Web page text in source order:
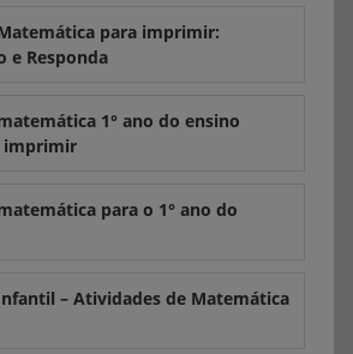
para imprimir:
e Responda
1° ano do ensino
imprimir
para o 1° ano do
– Atividades de Matemática